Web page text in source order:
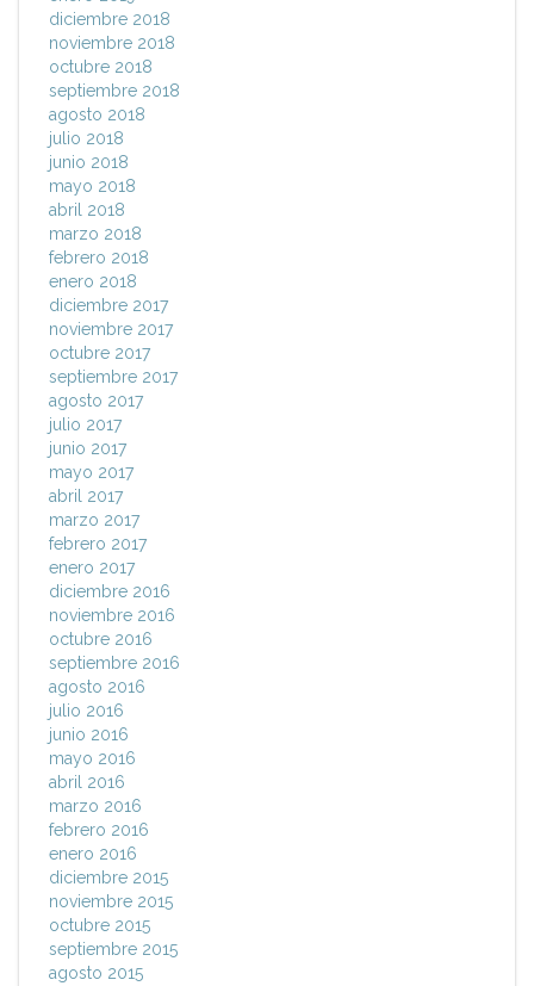
diciembre 2018
noviembre 2018
octubre 2018
septiembre 2018
agosto 2018
julio 2018
junio 2018
mayo 2018
abril 2018
marzo 2018
febrero 2018
enero 2018
diciembre 2017
noviembre 2017
octubre 2017
septiembre 2017
agosto 2017
julio 2017
junio 2017
mayo 2017
abril 2017
marzo 2017
febrero 2017
enero 2017
diciembre 2016
noviembre 2016
octubre 2016
septiembre 2016
agosto 2016
julio 2016
junio 2016
mayo 2016
abril 2016
marzo 2016
febrero 2016
enero 2016
diciembre 2015
noviembre 2015
octubre 2015
septiembre 2015
agosto 2015